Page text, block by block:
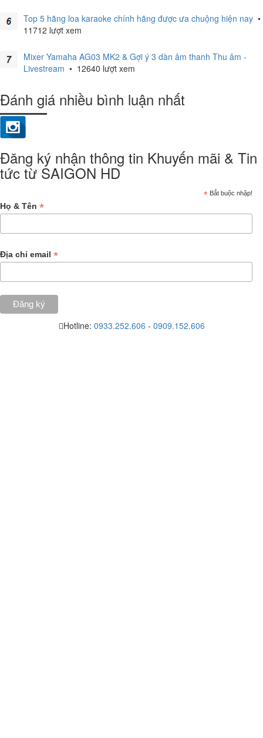
Top 5 hãng loa karaoke chính hãng được ưa chuộng hiện nay •
11712 lượt xem
Mixer Yamaha AG03 MK2 & Gợi ý 3 dàn âm thanh Thu âm -
Livestream • 12640 lượt xem
Đánh giá nhiều bình luận nhất
Đăng ký nhận thông tin Khuyến mãi & Tin
tức từ SAIGON HD
* Bắt buộc nhập!
Họ & Tên *
Địa chỉ email *
Hotline: 0933.252.606 - 0909.152.606